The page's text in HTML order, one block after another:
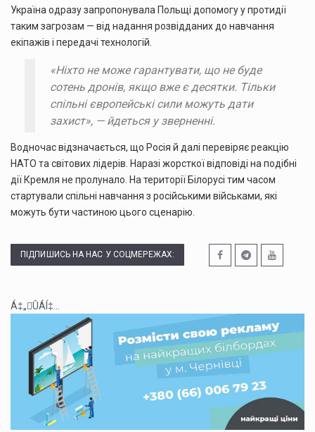
Україна одразу запропонувала Польщі допомогу у протидії
таким загрозам — від надання розвідданих до навчання
екіпажів і передачі технологій.
«Ніхто не може гарантувати, що не буде
сотень дронів, якщо вже є десятки. Тільки
спільні європейські сили можуть дати
захист», — йдеться у зверненні.
Водночас відзначається, що Росія й далі перевіряє реакцію
НАТО та світових лідерів. Наразі жорсткої відповіді на подібні
дії Кремля не пролунало. На території Білорусі тим часом
стартували спільні навчання з російськими військами, які
можуть бути частиною цього сценарію.
ПІДПИШИСЬ НА НАС У СОЦМЕРЕЖАХ:
Á‡„ÛÁÍ‡...